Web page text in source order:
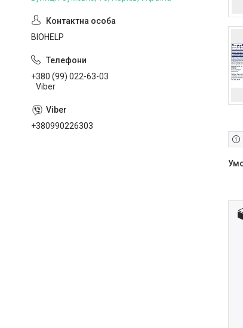
BIOHELP
+380 (99) 022-63-03
Viber
+380990226303